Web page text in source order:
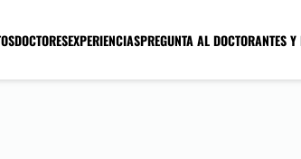
DOCTORESEXPERIENCIASPREGUNTA AL DOCTORANTES Y